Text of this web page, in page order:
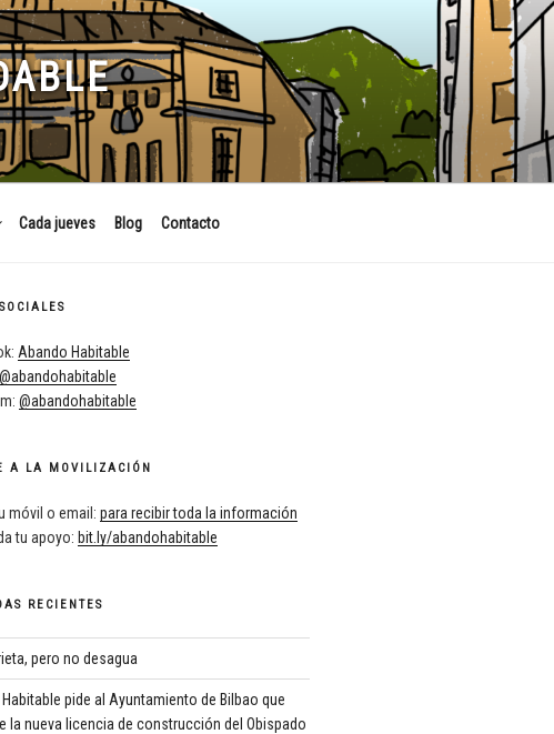
Cada jueves Blog Contacto
Abando Habitable
@abandohabitable
@abandohabitable
A LA MOVILIZACIÓN
móvil o email: para recibir toda la información
tu apoyo: bit.ly/abandohabitable
RECIENTES
pero no desagua
pide al Ayuntamiento de Bilbao que
la nueva licencia de construcción del Obispado